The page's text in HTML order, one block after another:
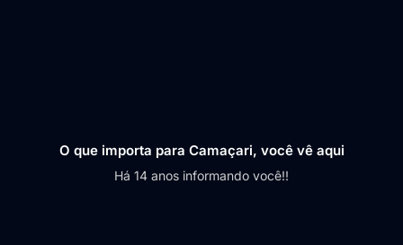
O que importa para Camaçari, você vê aqui
Há 14 anos informando você!!